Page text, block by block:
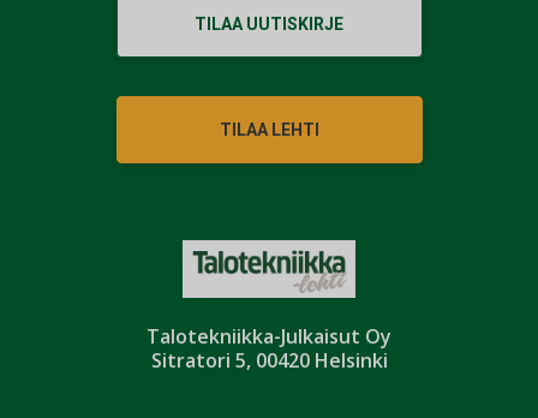
Talotekniikka-Julkaisut Oy
Sitratori 5, 00420 Helsinki
TILAA UUTISKIRJE
TILAA LEHTI